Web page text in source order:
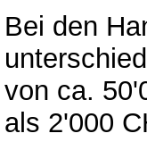
Bei den
von ca.
als 2'000